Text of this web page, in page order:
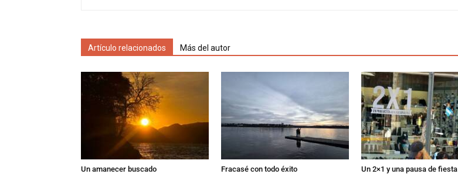
Artículo relacionados Más del autor
Un amanecer buscado Fracasé con todo éxito Un 2×1 y una pausa de fiesta